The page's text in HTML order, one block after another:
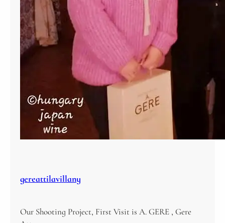
gereattilavillany
Our Shooting Project, First Visit is A. GERE , Gere